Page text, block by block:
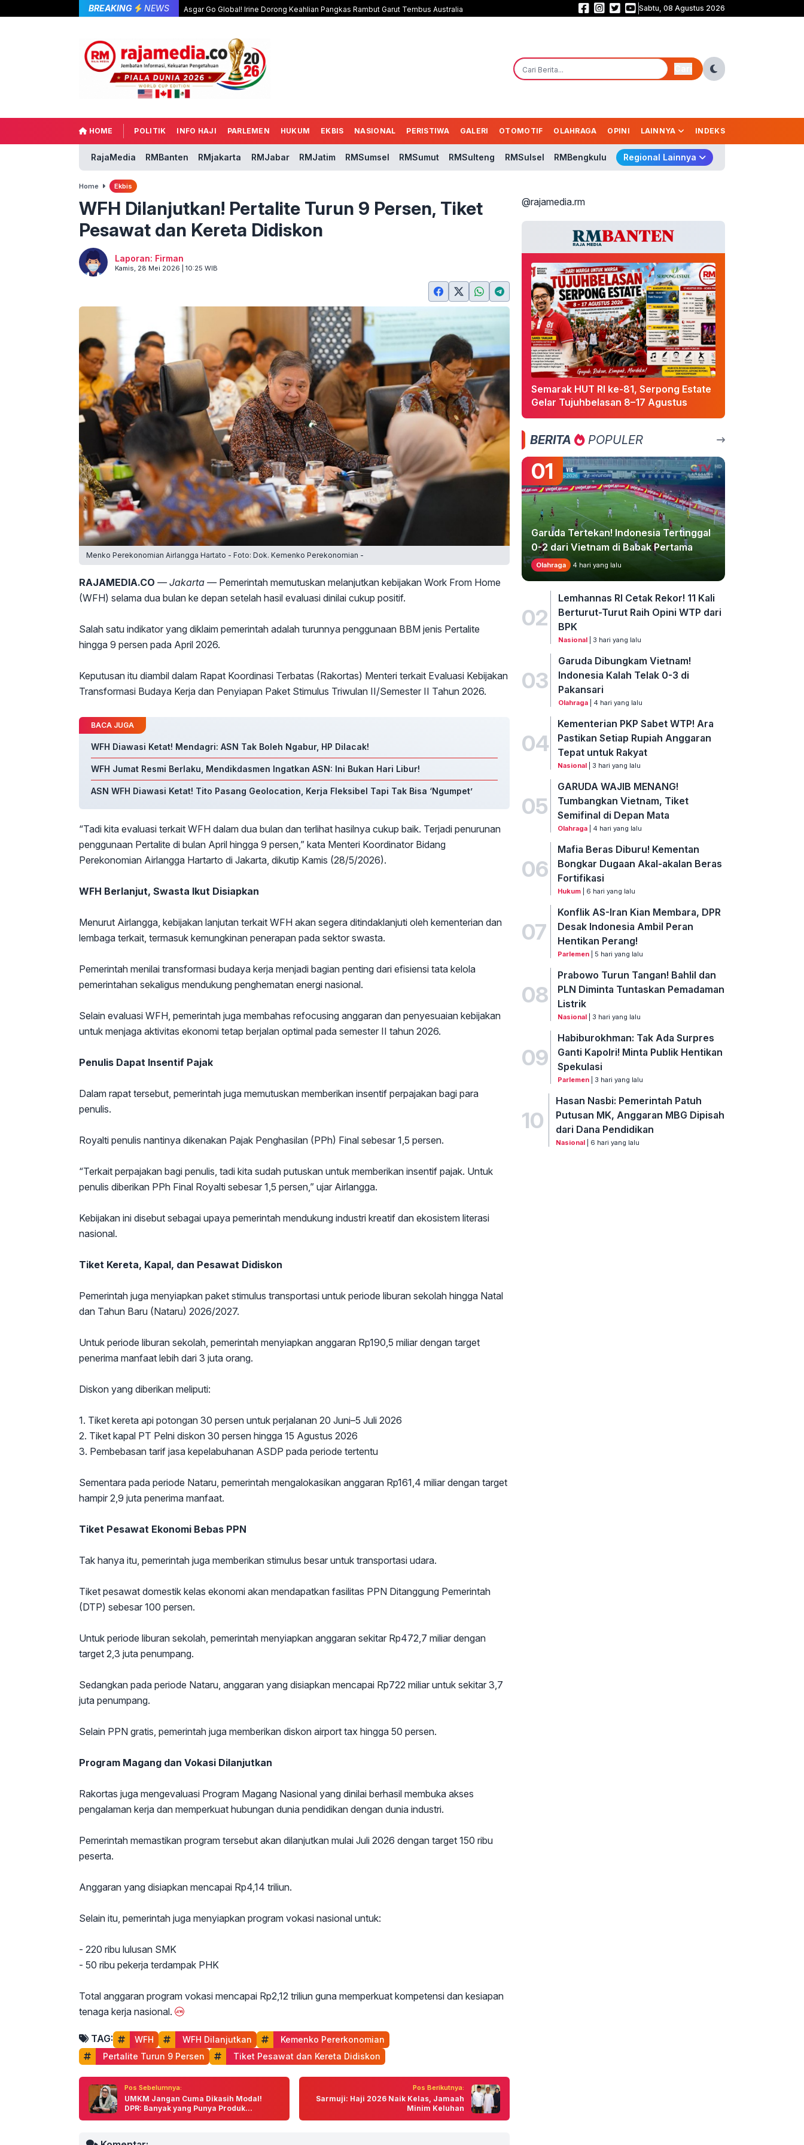
BREAKING NEWS Asgar Go Global! Irine Dorong Keahlian Pangkas Rambut Garut Tembus Australia Prabowo Belum Kirim Surpres Gubernur BI, Nama Pengganti Perry Masih
Sabtu, 08 Agustus 2026
HOME POLITIK INFO HAJI PARLEMEN HUKUM EKBIS NASIONAL PERISTIWA GALERI OTOMOTIF OLAHRAGA OPINI LAINNYA INDEKS
RajaMedia RMBanten RMjakarta RMJabar RMJatim RMSumsel RMSumut RMSulteng RMSulsel RMBengkulu Regional Lainnya
Home Ekbis
WFH Dilanjutkan! Pertalite Turun 9 Persen, Tiket
Pesawat dan Kereta Didiskon
Laporan: Firman
Kamis, 28 Mei 2026 | 10:25 WIB
Menko Perekonomian Airlangga Hartato - Foto: Dok. Kemenko Perekonomian -
RAJAMEDIA.CO — Jakarta — Pemerintah memutuskan melanjutkan kebijakan Work From Home
(WFH) selama dua bulan ke depan setelah hasil evaluasi dinilai cukup positif.
Salah satu indikator yang diklaim pemerintah adalah turunnya penggunaan BBM jenis Pertalite
hingga 9 persen pada April 2026.
Keputusan itu diambil dalam Rapat Koordinasi Terbatas (Rakortas) Menteri terkait Evaluasi Kebijakan
Transformasi Budaya Kerja dan Penyiapan Paket Stimulus Triwulan II/Semester II Tahun 2026.
BACA JUGA
WFH Diawasi Ketat! Mendagri: ASN Tak Boleh Ngabur, HP Dilacak!
WFH Jumat Resmi Berlaku, Mendikdasmen Ingatkan ASN: Ini Bukan Hari Libur!
ASN WFH Diawasi Ketat! Tito Pasang Geolocation, Kerja Fleksibel Tapi Tak Bisa ‘Ngumpet’
“Tadi kita evaluasi terkait WFH dalam dua bulan dan terlihat hasilnya cukup baik. Terjadi penurunan
penggunaan Pertalite di bulan April hingga 9 persen,” kata Menteri Koordinator Bidang
Perekonomian Airlangga Hartarto di Jakarta, dikutip Kamis (28/5/2026).
WFH Berlanjut, Swasta Ikut Disiapkan
Menurut Airlangga, kebijakan lanjutan terkait WFH akan segera ditindaklanjuti oleh kementerian dan
lembaga terkait, termasuk kemungkinan penerapan pada sektor swasta.
Pemerintah menilai transformasi budaya kerja menjadi bagian penting dari efisiensi tata kelola
pemerintahan sekaligus mendukung penghematan energi nasional.
Selain evaluasi WFH, pemerintah juga membahas refocusing anggaran dan penyesuaian kebijakan
untuk menjaga aktivitas ekonomi tetap berjalan optimal pada semester II tahun 2026.
Penulis Dapat Insentif Pajak
Dalam rapat tersebut, pemerintah juga memutuskan memberikan insentif perpajakan bagi para
penulis.
Royalti penulis nantinya dikenakan Pajak Penghasilan (PPh) Final sebesar 1,5 persen.
“Terkait perpajakan bagi penulis, tadi kita sudah putuskan untuk memberikan insentif pajak. Untuk
penulis diberikan PPh Final Royalti sebesar 1,5 persen,” ujar Airlangga.
Kebijakan ini disebut sebagai upaya pemerintah mendukung industri kreatif dan ekosistem literasi
nasional.
Tiket Kereta, Kapal, dan Pesawat Didiskon
Pemerintah juga menyiapkan paket stimulus transportasi untuk periode liburan sekolah hingga Natal
dan Tahun Baru (Nataru) 2026/2027.
Untuk periode liburan sekolah, pemerintah menyiapkan anggaran Rp190,5 miliar dengan target
penerima manfaat lebih dari 3 juta orang.
Diskon yang diberikan meliputi:
1. Tiket kereta api potongan 30 persen untuk perjalanan 20 Juni–5 Juli 2026
2. Tiket kapal PT Pelni diskon 30 persen hingga 15 Agustus 2026
3. Pembebasan tarif jasa kepelabuhanan ASDP pada periode tertentu
Sementara pada periode Nataru, pemerintah mengalokasikan anggaran Rp161,4 miliar dengan target
hampir 2,9 juta penerima manfaat.
Tiket Pesawat Ekonomi Bebas PPN
Tak hanya itu, pemerintah juga memberikan stimulus besar untuk transportasi udara.
Tiket pesawat domestik kelas ekonomi akan mendapatkan fasilitas PPN Ditanggung Pemerintah
(DTP) sebesar 100 persen.
Untuk periode liburan sekolah, pemerintah menyiapkan anggaran sekitar Rp472,7 miliar dengan
target 2,3 juta penumpang.
Sedangkan pada periode Nataru, anggaran yang disiapkan mencapai Rp722 miliar untuk sekitar 3,7
juta penumpang.
Selain PPN gratis, pemerintah juga memberikan diskon airport tax hingga 50 persen.
Program Magang dan Vokasi Dilanjutkan
Rakortas juga mengevaluasi Program Magang Nasional yang dinilai berhasil membuka akses
pengalaman kerja dan memperkuat hubungan dunia pendidikan dengan dunia industri.
Pemerintah memastikan program tersebut akan dilanjutkan mulai Juli 2026 dengan target 150 ribu
peserta.
Anggaran yang disiapkan mencapai Rp4,14 triliun.
Selain itu, pemerintah juga menyiapkan program vokasi nasional untuk:
- 220 ribu lulusan SMK
- 50 ribu pekerja terdampak PHK
Total anggaran program vokasi mencapai Rp2,12 triliun guna memperkuat kompetensi dan kesiapan
tenaga kerja nasional.
TAG: WFH WFH Dilanjutkan
Kemenko Pererkonomian
Pertalite Turun 9 Persen
Tiket Pesawat dan Kereta Didiskon
Pos Sebelumnya:
UMKM Jangan Cuma Dikasih Modal!
DPR: Banyak yang Punya Produk...
Pos Berikutnya:
Sarmuji: Haji 2026 Naik Kelas, Jamaah
Minim Keluhan
@rajamedia.rm
Semarak HUT RI ke-81, Serpong Estate
Gelar Tujuhbelasan 8–17 Agustus
BERITA POPULER
01
Garuda Tertekan! Indonesia Tertinggal
0-2 dari Vietnam di Babak Pertama
Olahraga 4 hari yang lalu
02
Lemhannas RI Cetak Rekor! 11 Kali
Berturut-Turut Raih Opini WTP dari
BPK
Nasional| 3 hari yang lalu
03
Garuda Dibungkam Vietnam!
Indonesia Kalah Telak 0-3 di
Pakansari
Olahraga| 4 hari yang lalu
04
Kementerian PKP Sabet WTP! Ara
Pastikan Setiap Rupiah Anggaran
Tepat untuk Rakyat
Nasional | 3 hari yang lalu
05
GARUDA WAJIB MENANG!
Tumbangkan Vietnam, Tiket
Semifinal di Depan Mata
Olahraga | 4 hari yang lalu
06
Mafia Beras Diburu! Kementan
Bongkar Dugaan Akal-akalan Beras
Fortifikasi
Hukum | 6 hari yang lalu
07
Konflik AS-Iran Kian Membara, DPR
Desak Indonesia Ambil Peran
Hentikan Perang!
Parlemen | 5 hari yang lalu
08
Prabowo Turun Tangan! Bahlil dan
PLN Diminta Tuntaskan Pemadaman
Listrik
Nasional | 3 hari yang lalu
09
Habiburokhman: Tak Ada Surpres
Ganti Kapolri! Minta Publik Hentikan
Spekulasi
Parlemen | 3 hari yang lalu
10
Hasan Nasbi: Pemerintah Patuh
Putusan MK, Anggaran MBG Dipisah
dari Dana Pendidikan
Nasional | 6 hari yang lalu